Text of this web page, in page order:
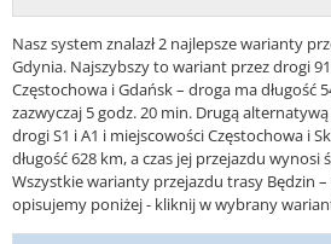
Nasz system znalazł 2 najlepsze warianty
Gdynia. Najszybszy to wariant przez drogi
Częstochowa i Gdańsk – droga ma długość
zazwyczaj 5 godz. 20 min. Drugą
drogi S1 i A1 i miejscowości Częstochowa i
długość 628 km, a czas jej przejazdu wynosi
Wszystkie warianty przejazdu trasy Będzin –
opisujemy poniżej - kliknij w wybrany